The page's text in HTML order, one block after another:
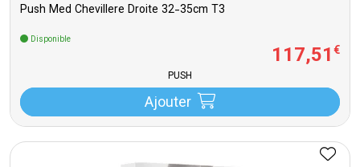
Push Med Chevillere Droite 32-35cm T3
Disponible
117,51€
PUSH
Ajouter